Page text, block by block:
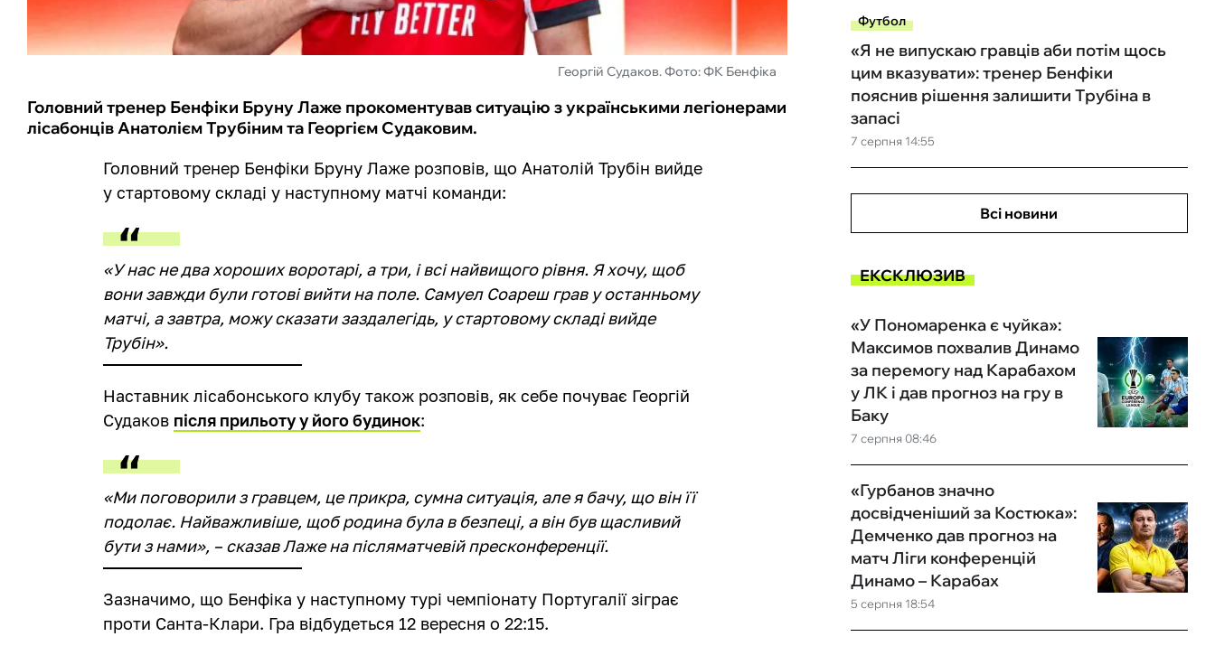
Георгій Судаков. Фото: ФК Бенфіка
Головний тренер Бенфіки Бруну Лаже прокоментував ситуацію з українськими легіонерами
лісабонців Анатолієм Трубіним та Георгієм Судаковим.
Головний тренер Бенфіки Бруну Лаже розповів, що Анатолій Трубін вийде
у стартовому складі у наступному матчі команди:
«У нас не два хороших воротарі, а три, і всі найвищого рівня. Я хочу, щоб
вони завжди були готові вийти на поле. Самуел Соареш грав у останньому
матчі, а завтра, можу сказати заздалегідь, у стартовому складі вийде
Трубін».
Наставник лісабонського клубу також розповів, як себе почуває Георгій
Судаков після прильоту у його будинок:
«Ми поговорили з гравцем, це прикра, сумна ситуація, але я бачу, що він її
подолає. Найважливіше, щоб родина була в безпеці, а він був щасливий
бути з нами», – сказав Лаже на післяматчевій пресконференції.
Зазначимо, що Бенфіка у наступному турі чемпіонату Португалії зіграє
проти Санта-Клари. Гра відбудеться 12 вересня о 22:15.
Футбол
7 серпня 14:55
«Я не випускаю гравців аби потім щось
цим вказувати»: тренер Бенфіки
пояснив рішення залишити Трубіна в
запасі
Всі новини
ЕКСКЛЮЗИВ
7 серпня 08:46
«У Пономаренка є чуйка»:
Максимов похвалив Динамо
за перемогу над Карабахом
у ЛК і дав прогноз на гру в
Баку
5 серпня 18:54
«Гурбанов значно
досвідченіший за Костюка»:
Демченко дав прогноз на
матч Ліги конференцій
Динамо – Карабах